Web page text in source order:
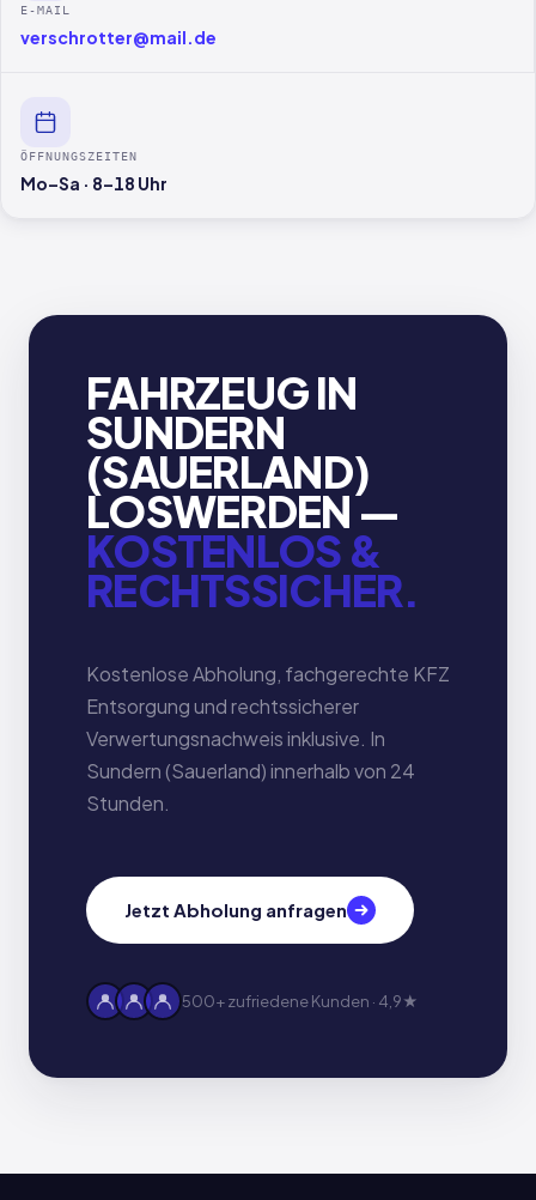
E-MAIL
verschrotter@mail.de
ÖFFNUNGSZEITEN
Mo–Sa · 8–18 Uhr
FAHRZEUG IN
SUNDERN
(SAUERLAND)
LOSWERDEN —
KOSTENLOS &
RECHTSSICHER.
Kostenlose Abholung, fachgerechte KFZ
Entsorgung und rechtssicherer
Verwertungsnachweis inklusive. In
Sundern (Sauerland) innerhalb von 24
Stunden.
Jetzt Abholung anfragen
500+ zufriedene Kunden · 4,9★